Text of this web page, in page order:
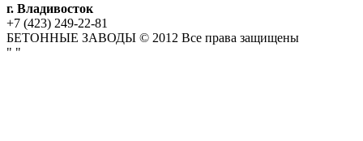
г. Владивосток
+7 (423) 249-22-81
БЕТОННЫЕ ЗАВОДЫ © 2012 Все права защищены
" "